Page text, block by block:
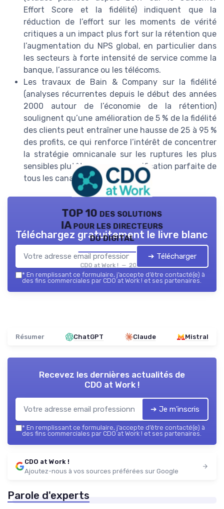
Effort Score et la fidélité) indiquent que la
réduction de l’effort sur les moments de vérité
critiques a un impact plus fort sur la rétention que
l’augmentation du NPS global, en particulier dans
les secteurs à forte intensité de service comme la
banque, l’assurance ou les télécoms.
Les travaux de Bain & Company sur la fidélité
(analyses récurrentes depuis le début des années
2000 autour de l’économie de la rétention)
soulignent qu’une amélioration de 5 % de la fidélité
des clients peut entraîner une hausse de 25 à 95 %
des profits, ce qui renforce l’intérêt de concentrer
la stratégie omnicanale sur les ruptures les plus
sensibles plutôt que sur une unification parfaite de
tous les canaux.
TOP 10 des solutions
IA pour les directeurs
du digital
CDO at Work ! — 2026
Téléchargez gratuitement le livre blanc
➔ Télécharger
* En remplissant ce formulaire, j’accepte d’être contacté(e) à
des fins commerciales par CDO at Work ! et ses partenaires.
Résumer ChatGPT Claude Mistral
Recevez les dernières actualités de
CDO at Work !
➔ Je m'inscris
* En remplissant ce formulaire, j’accepte d’être contacté(e) à
des fins commerciales par CDO at Work ! et ses partenaires.
CDO at Work !
Ajoutez-nous à vos sources préférées sur Google
Parole d'experts